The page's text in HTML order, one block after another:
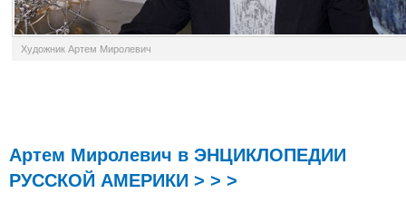
Художник Артем Миролевич
Артем Миролевич в ЭНЦИКЛОПЕДИИ
РУССКОЙ АМЕРИКИ > > >